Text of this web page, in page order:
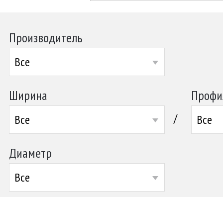
Производитель
Все
Ширина
Все / Все
Диаметр
Все